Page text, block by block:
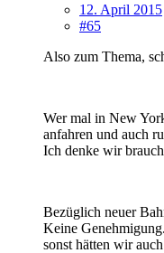
12. April 2015
#65
Also zum Thema,
Wer mal in New
anfahren und auch
Ich denke wir
Bezüglich neuer
Keine
sonst hätten wir